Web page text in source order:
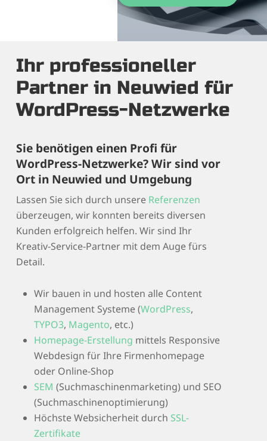
Ihr professioneller
Partner in Neuwied für
WordPress-Netzwerke
Sie benötigen einen Profi für
WordPress-Netzwerke? Wir sind vor
Ort in Neuwied und Umgebung
Lassen Sie sich durch unsere Referenzen
überzeugen, wir konnten bereits diversen
Kunden erfolgreich helfen. Wir sind Ihr
Kreativ-Service-Partner mit dem Auge fürs
Detail.
Wir bauen in und hosten alle Content
Management Systeme (WordPress,
TYPO3, Magento, etc.)
Homepage-Erstellung mittels Responsive
Webdesign für Ihre Firmenhomepage
oder Online-Shop
SEM (Suchmaschinenmarketing) und SEO
(Suchmaschinenoptimierung)
Höchste Websicherheit durch SSL-
Zertifikate